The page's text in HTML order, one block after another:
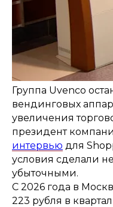
Группа Uvenco
вендинговых
увеличения
президент
интервью для
условия сделали
убыточными.
С 2026 года в
223 рубля в